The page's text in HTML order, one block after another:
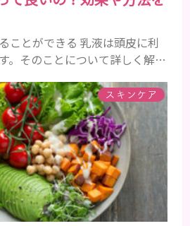
ことができる 乳液は頭皮に利
。そのことについて詳しく解説
水分と油分がバランスよく配
ことです。 化粧水はその成分
が、乳液には油分が含まれて
す。 また、乳液との違いが曖
ョンがあり、ローションにも油
スキンケア